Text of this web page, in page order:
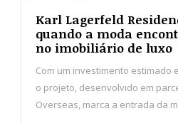
As Camélias: um
contexto urbano